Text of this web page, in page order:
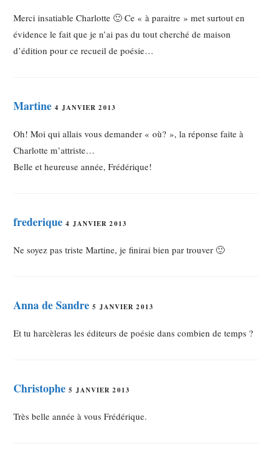
Merci insatiable Charlotte 🙂 Ce « à paraitre » met surtout en
évidence le fait que je n’ai pas du tout cherché de maison
d’édition pour ce recueil de poésie…
Martine 4 JANVIER 2013
Oh! Moi qui allais vous demander « où? », la réponse faite à
Charlotte m’attriste…
Belle et heureuse année, Frédérique!
frederique 4 JANVIER 2013
Ne soyez pas triste Martine, je finirai bien par trouver 🙂
Anna de Sandre 5 JANVIER 2013
Et tu harcèleras les éditeurs de poésie dans combien de temps ?
Christophe 5 JANVIER 2013
Très belle année à vous Frédérique.